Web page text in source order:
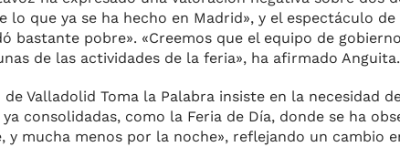
lo que ya se ha hecho en Madrid», y el espectáculo
bastante pobre». «Creemos que el equipo de
de las actividades de la feria», ha afirmado Anguita.
Valladolid Toma la Palabra insiste en la necesidad
consolidadas, como la Feria de Día, donde se ha
y mucha menos por la noche», reflejando un cambio